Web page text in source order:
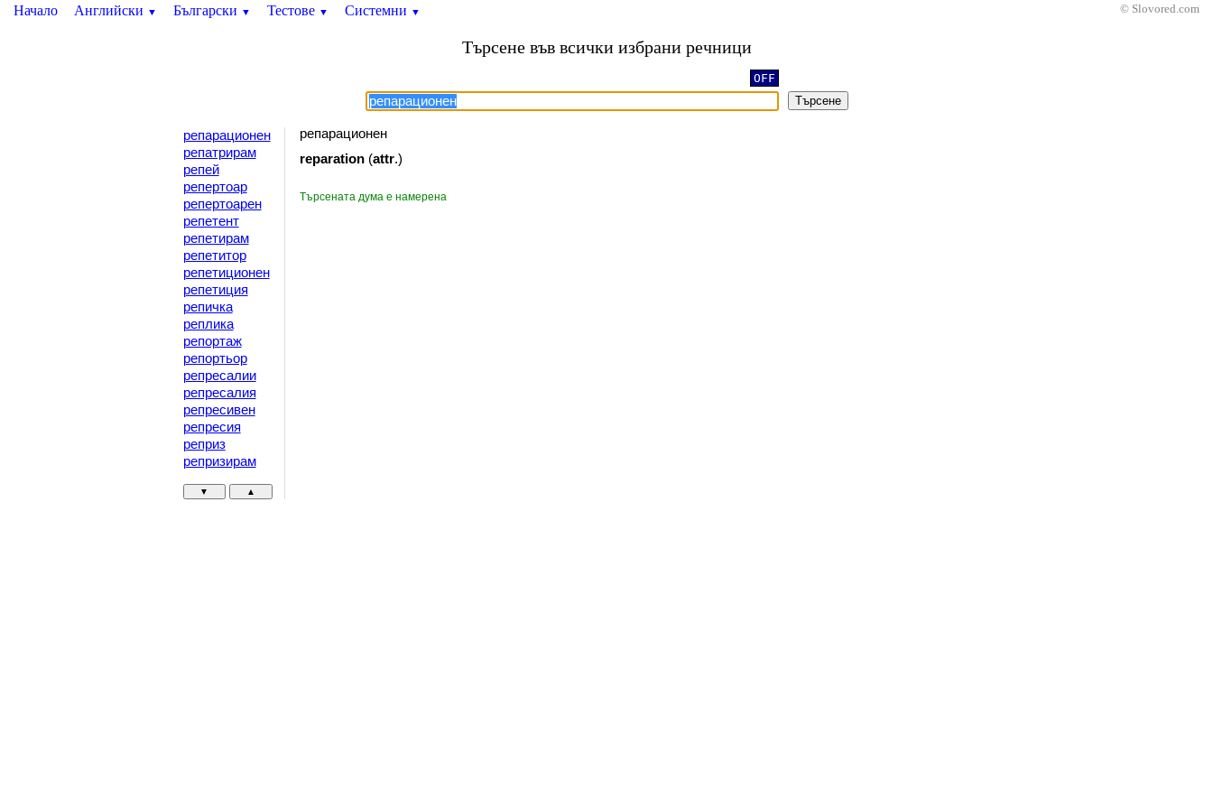
Начало Английски ▼ Български ▼ Тестове ▼ Системни ▼ © Slovored.com
Търсене във всички избрани речници
OFF
Търсене
репарационен
репатрирам
репей
репертоар
репертоарен
репетент
репетирам
репетитор
репетиционен
репетиция
репичка
реплика
репортаж
репортьор
репресалии
репресалия
репресивен
репресия
реприз
репризирам
▼ ▲
репарационен
reparation(attr.)
Търсената дума е намерена